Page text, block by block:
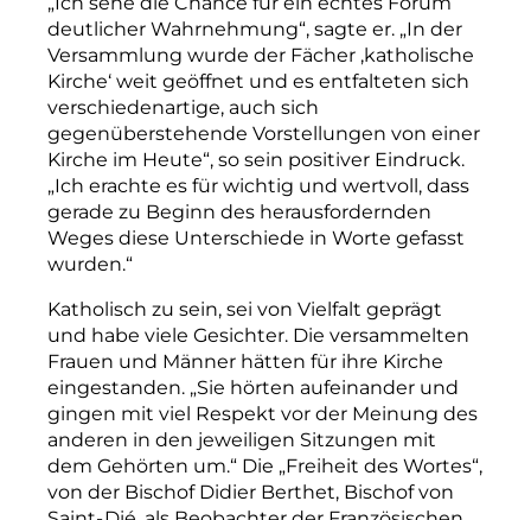
deutlicher Wahrnehmung“, sagte er. „In der
Versammlung wurde der Fächer ‚katholische
Kirche‘ weit geöffnet und es entfalteten sich
verschiedenartige, auch sich
gegenüberstehende Vorstellungen von einer
Kirche im Heute“, so sein positiver Eindruck.
„Ich erachte es für wichtig und wertvoll, dass
gerade zu Beginn des herausfordernden
Weges diese Unterschiede in Worte gefasst
wurden.“
Katholisch zu sein, sei von Vielfalt geprägt
und habe viele Gesichter. Die versammelten
Frauen und Männer hätten für ihre Kirche
eingestanden. „Sie hörten aufeinander und
gingen mit viel Respekt vor der Meinung des
anderen in den jeweiligen Sitzungen mit
dem Gehörten um.“ Die „Freiheit des Wortes“,
von der Bischof Didier Berthet, Bischof von